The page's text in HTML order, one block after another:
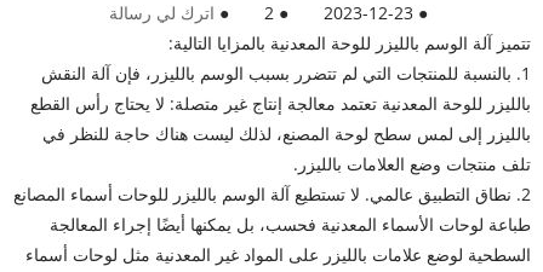
●
2023-12-23
●
2
● اترك لي رسالة
تتميز آلة الوسم بالليزر للوحة المعدنية بالمزايا التالية:
1. بالنسبة للمنتجات التي لم تتضرر بسبب الوسم بالليزر، فإن آلة النقش
بالليزر للوحة المعدنية تعتمد معالجة إنتاج غير متصلة: لا يحتاج رأس القطع
بالليزر إلى لمس سطح لوحة المصنع، لذلك ليست هناك حاجة للنظر في
تلف منتجات وضع العلامات بالليزر.
2. نطاق التطبيق عالمي. لا تستطيع آلة الوسم بالليزر للوحات أسماء المصانع
طباعة لوحات الأسماء المعدنية فحسب، بل يمكنها أيضًا إجراء المعالجة
السطحية لوضع علامات بالليزر على المواد غير المعدنية مثل لوحات أسماء